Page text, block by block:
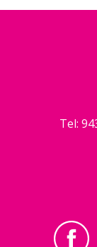
Tel: